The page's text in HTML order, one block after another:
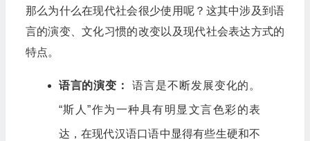
那么为什么在现代社会很少使用呢？这其中涉及到语
言的演变、文化习惯的改变以及现代社会表达方式的
特点。
语言的演变： 语言是不断发展变化的。
“斯人”作为一种具有明显文言色彩的表
达，在现代汉语口语中显得有些生硬和不